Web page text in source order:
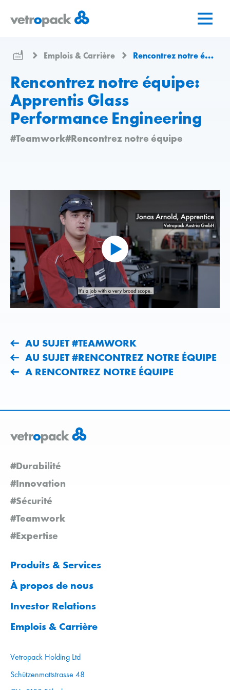
page
d'accueil
Emplois & Carrière Rencontrez notre équipe
Rencontrez notre équipe:
Apprentis Glass
Performance Engineering
#Teamwork#Rencontrez notre équipe
AU SUJET #TEAMWORK
AU SUJET #RENCONTREZ NOTRE ÉQUIPE
A RENCONTREZ NOTRE ÉQUIPE
#Durabilité
#Innovation
#Sécurité
#Teamwork
#Expertise
Produits & Services
À propos de nous
Investor Relations
Emplois & Carrière
Vetropack Holding Ltd
Schützenmattstrasse 48